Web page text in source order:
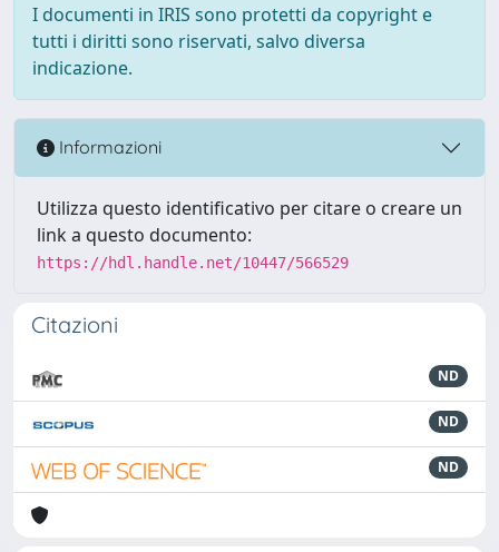
I documenti in IRIS sono protetti da copyright e
tutti i diritti sono riservati, salvo diversa
indicazione.
Informazioni
Utilizza questo identificativo per citare o creare un
link a questo documento:
https://hdl.handle.net/10447/566529
Citazioni
ND
ND
ND